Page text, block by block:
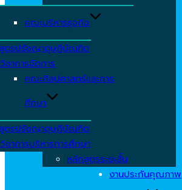
คณะบริหารธุจกิจ
ตรปรัชญาดุษฎีบัณฑิต
ชาการจัดการ
คณะศิลปศาสตร์และการ
ศึกษา
ตรปรัชญาดุษฎีบัณฑิต
ชาการบริหารการศึกษา
หลักสูตรระยะสั้น
งานประกันคุณภาพ